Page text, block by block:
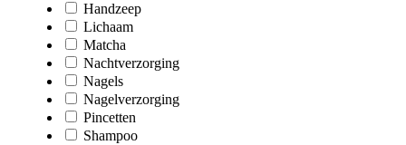
Handzeep
Lichaam
Matcha
Nachtverzorging
Nagels
Nagelverzorging
Pincetten
Shampoo